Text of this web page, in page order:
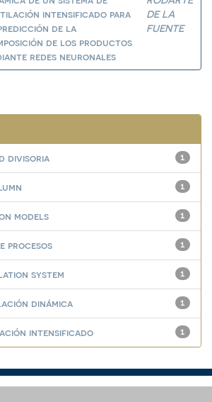
intensificado para
de la
de los productos
redes neuronales
DE LA
FUENTE
1
divisoria
1
1
models
1
procesos
1
system
1
dinámica
1
intensificado